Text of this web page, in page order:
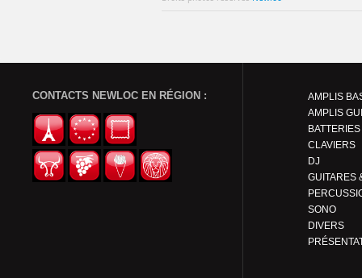
CONTACTS NEWLOC EN RÉGION :
AMPLIS
AMPLIS
BATTERIES
CLAVIERS
DJ
SONO
DIVERS